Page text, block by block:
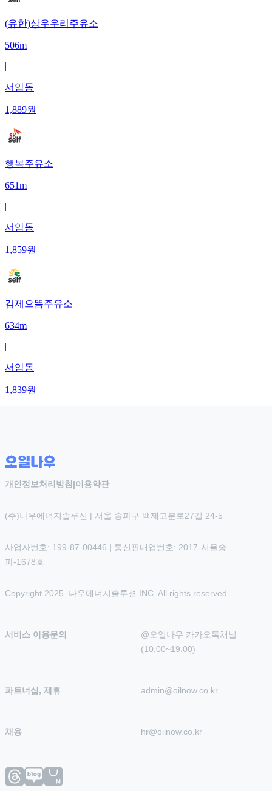
(유한)상우우리주유소
506m
|
서암동
1,889원
행복주유소
651m
|
서암동
1,859원
김제으뜸주유소
634m
|
서암동
1,839원
개인정보처리방침 |이용약관
(주)나우에너지솔루션 | 서울 송파구 백제고분로27길 24-5
사업자번호: 199-87-00446 | 통신판매업번호: 2017-서울송
파-1678호
Copyright 2025. 나우에너지솔루션 INC. All rights reserved.
서비스 이용문의
@오일나우 카카오톡채널
(10:00~19:00)
파트너십, 제휴 admin@oilnow.co.kr
채용 hr@oilnow.co.kr